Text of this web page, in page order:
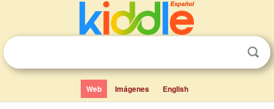
Web Imágenes English